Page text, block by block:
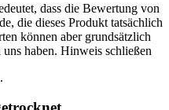
dass die Bewertung von
die dieses Produkt tatsächlich
können aber grundsätzlich
haben. Hinweis schließen